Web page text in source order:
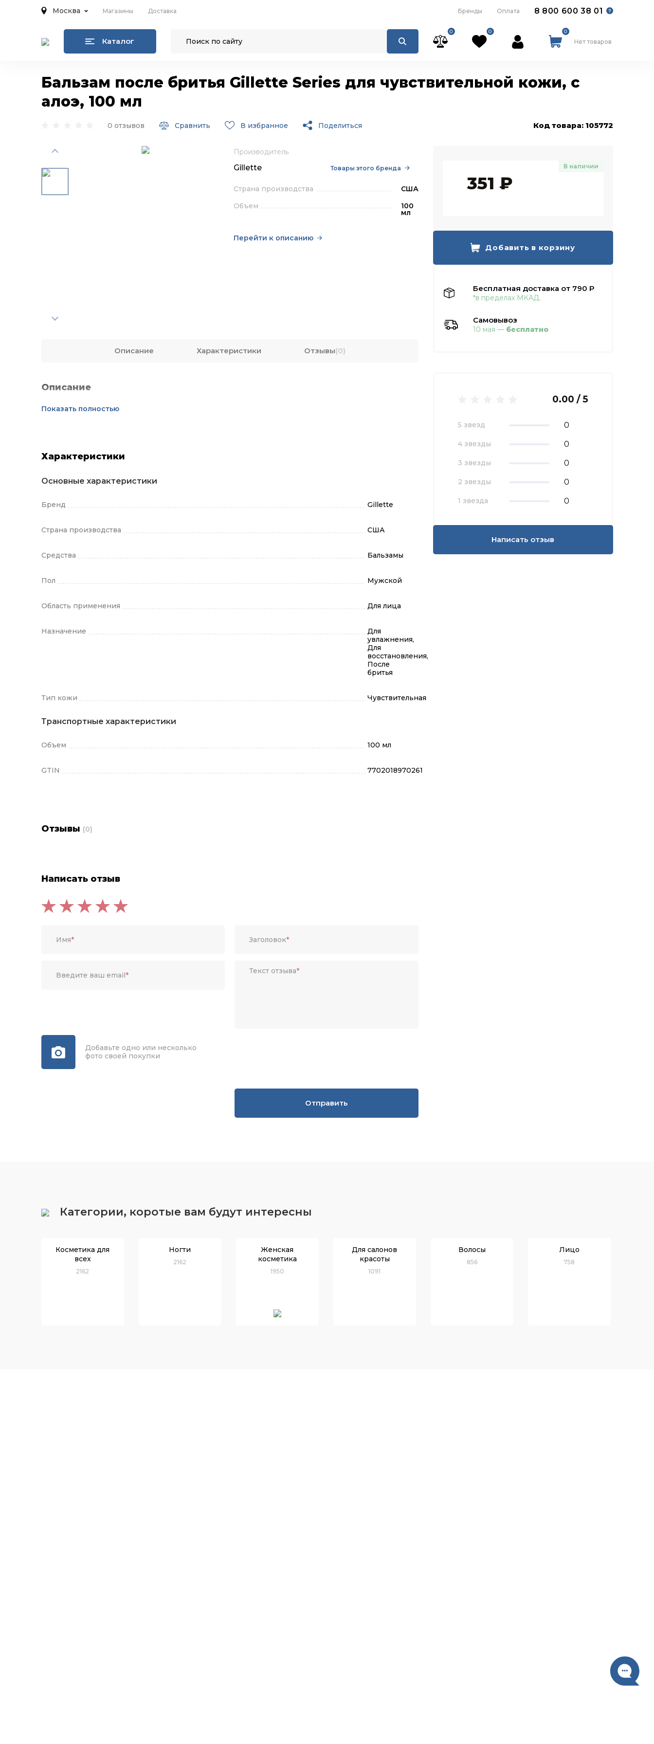
Москва Магазины Доставка Бренды Оплата 8 800 600 38 01
Каталог
0 0 0
Нет товаров
Бальзам после бритья Gillette Series для чувствительной кожи, с
алоэ, 100 мл
0 отзывов Сравнить В избранное Поделиться Код товара: 105772
Производитель
Gillette Товары этого бренда
Страна производства
США
Объем
100
мл
Перейти к описанию
В наличии
351 ₽
Добавить в корзину
Бесплатная доставка от 790 Р
*в пределах МКАД.
Самовывоз
10 мая — бесплатно
0.00 / 5
5 звезд 0
4 звезды 0
3 звезды 0
2 звезды 0
1 звезда 0
Написать отзыв
Описание Характеристики Отзывы(0)
Описание
Показать полностью
Характеристики
Основные характеристики
Бренд Gillette
Страна производства США
Средства Бальзамы
Пол Мужской
Область применения Для лица
Назначение
Для
увлажнения,
Для
восстановления,
После
бритья
Тип кожи Чувствительная
Транспортные характеристики
Объем 100 мл
GTIN 7702018970261
Отзывы (0)
Написать отзыв
Имя*
Введите ваш email*
Заголовок*
Текст отзыва*
Добавьте одно или несколько
фото своей покупки
Отправить
Категории, коротые вам будут интересны
Косметика для
всех
2162
Ногти
2162
Женская
косметика
1950
Для салонов
красоты
1091
Волосы
856
Лицо
758